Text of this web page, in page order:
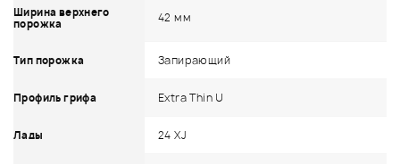
Ширина верхнего
порожка
42 мм
Тип порожка Запирающий
Профиль грифа Extra Thin U
Лады 24 XJ